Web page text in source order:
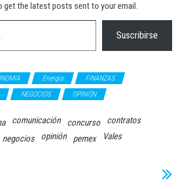
get the latest posts sent to your email.
Suscribirse
Energía FINANZAS
NEGOCIOS OPINIÓN
comunicación concurso
contratos
negocios opinión pemex Vales